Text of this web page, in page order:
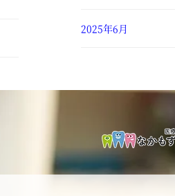
2025年6月
2025年2月